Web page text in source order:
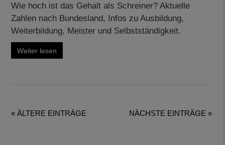
Wie hoch ist das Gehalt als Schreiner? Aktuelle
Zahlen nach Bundesland, Infos zu Ausbildung,
Weiterbildung, Meister und Selbstständigkeit.
Weiter lesen
« ÄLTERE EINTRÄGE NÄCHSTE EINTRÄGE »